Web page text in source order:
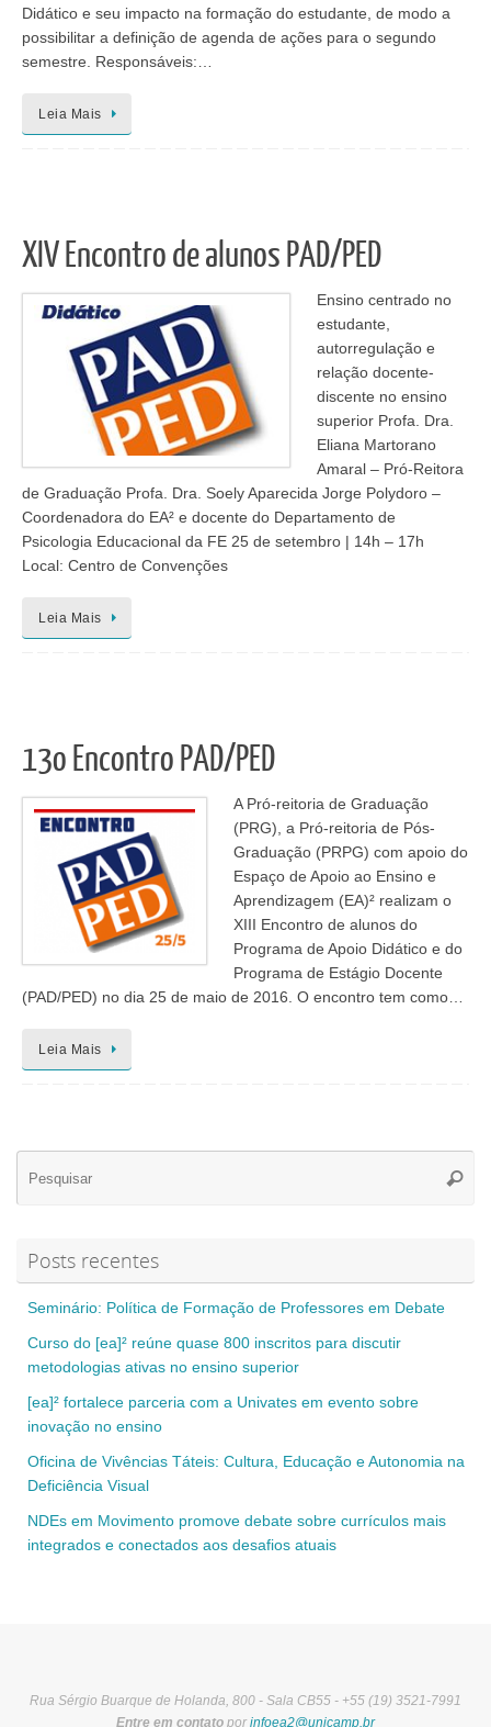
Didático e seu impacto na formação do estudante, de modo a
possibilitar a definição de agenda de ações para o segundo
semestre. Responsáveis:…
Leia Mais
XIV Encontro de alunos PAD/PED
Ensino centrado no
estudante,
autorregulação e
relação docente-
discente no ensino
superior Profa. Dra.
Eliana Martorano
Amaral – Pró-Reitora
de Graduação Profa. Dra. Soely Aparecida Jorge Polydoro –
Coordenadora do EA² e docente do Departamento de
Psicologia Educacional da FE 25 de setembro | 14h – 17h
Local: Centro de Convenções
Leia Mais
13o Encontro PAD/PED
A Pró-reitoria de Graduação
(PRG), a Pró-reitoria de Pós-
Graduação (PRPG) com apoio do
Espaço de Apoio ao Ensino e
Aprendizagem (EA)² realizam o
XIII Encontro de alunos do
Programa de Apoio Didático e do
Programa de Estágio Docente
(PAD/PED) no dia 25 de maio de 2016. O encontro tem como…
Leia Mais
Posts recentes
Seminário: Política de Formação de Professores em Debate
Curso do [ea]² reúne quase 800 inscritos para discutir
metodologias ativas no ensino superior
[ea]² fortalece parceria com a Univates em evento sobre
inovação no ensino
Oficina de Vivências Táteis: Cultura, Educação e Autonomia na
Deficiência Visual
NDEs em Movimento promove debate sobre currículos mais
integrados e conectados aos desafios atuais
Rua Sérgio Buarque de Holanda, 800 - Sala CB55 - +55 (19) 3521-7991
Entre em contato por infoea2@unicamp.br